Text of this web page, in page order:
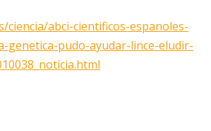
ciencia/abci-cientificos-espanoles-
genetica-pudo-ayudar-lince-eludir-